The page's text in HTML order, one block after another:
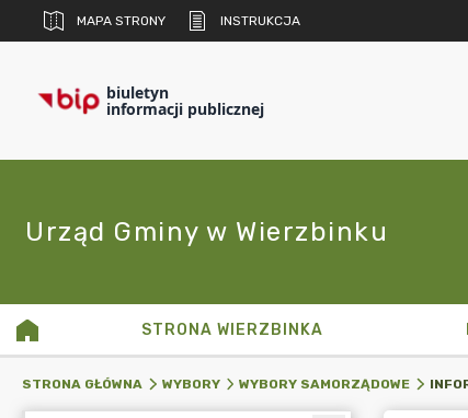
MAPA STRONY INSTRUKCJA
biuletyn
informacji publicznej
Urząd Gminy w Wierzbinku
STRONA WIERZBINKA
STRONA GŁÓWNA WYBORY WYBORY SAMORZĄDOWE